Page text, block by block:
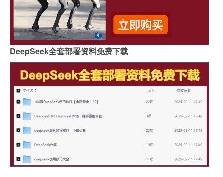
DeepSeek全套部署资料免费下载